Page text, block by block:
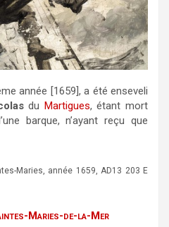
année [1659], a été enseveli
du Martigues, étant mort
barque, n’ayant reçu que
Maries, année 1659, AD13 203 E
Maries-de-la-Mer